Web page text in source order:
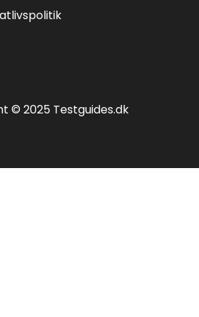
© 2025 Testguides.dk